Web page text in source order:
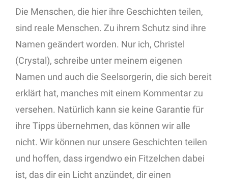
Die Menschen, die hier ihre Geschichten teilen,
sind reale Menschen. Zu ihrem Schutz sind ihre
Namen geändert worden. Nur ich, Christel
(Crystal), schreibe unter meinem eigenen
Namen und auch die Seelsorgerin, die sich bereit
erklärt hat, manches mit einem Kommentar zu
versehen. Natürlich kann sie keine Garantie für
ihre Tipps übernehmen, das können wir alle
nicht. Wir können nur unsere Geschichten teilen
und hoffen, dass irgendwo ein Fitzelchen dabei
ist, das dir ein Licht anzündet, dir einen